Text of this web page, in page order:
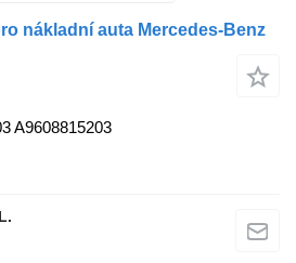
nákladní auta Mercedes-Benz
A9608815203